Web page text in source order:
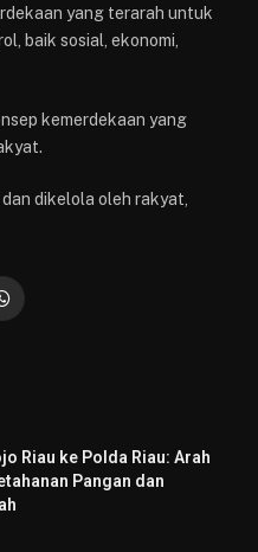
yang terarah untuk
baik sosial, ekonomi,
kemerdekaan yang
dikelola oleh rakyat,
WhatsApp
Riau ke Polda Riau: Arah
Pangan dan